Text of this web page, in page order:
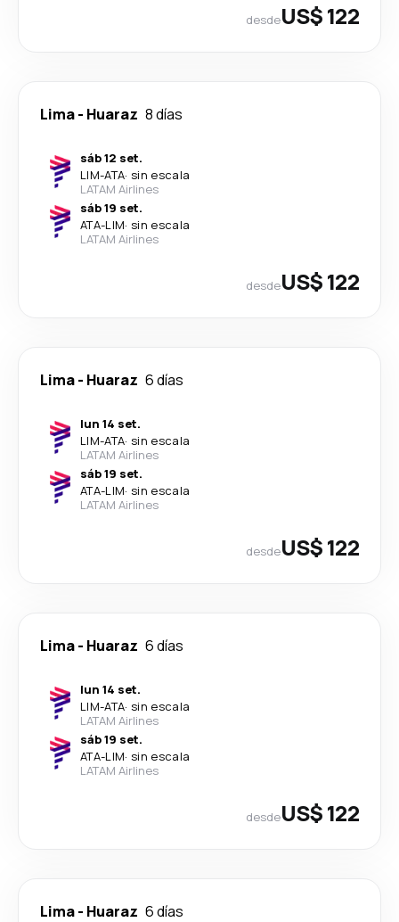
desdeUS$ 122
Lima- Huaraz 8 días
sáb 12 set.
LIM-ATA· sin escala
LATAM Airlines
sáb 19 set.
ATA-LIM· sin escala
LATAM Airlines
desdeUS$ 122
Lima- Huaraz 6 días
lun 14 set.
LIM-ATA· sin escala
LATAM Airlines
sáb 19 set.
ATA-LIM· sin escala
LATAM Airlines
desdeUS$ 122
Lima- Huaraz 6 días
lun 14 set.
LIM-ATA· sin escala
LATAM Airlines
sáb 19 set.
ATA-LIM· sin escala
LATAM Airlines
desdeUS$ 122
Lima- Huaraz 6 días